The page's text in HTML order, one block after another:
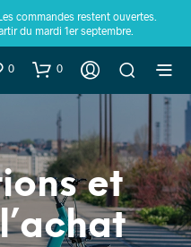
commandes restent ouvertes.
du mardi 1er septembre.
0 0
et